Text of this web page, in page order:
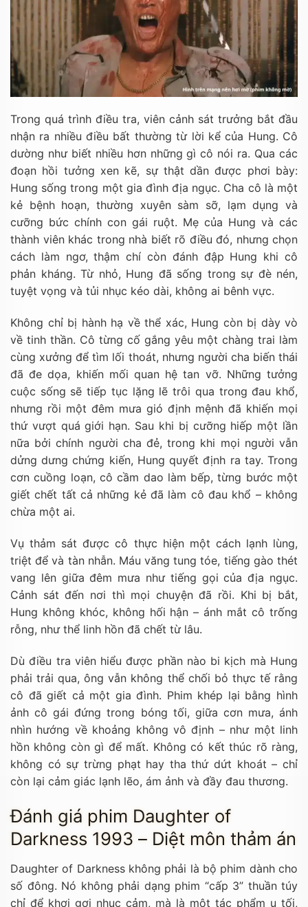
Trong quá trình điều tra, viên cảnh sát trưởng bắt đầu
nhận ra nhiều điều bất thường từ lời kể của Hung. Cô
dường như biết nhiều hơn những gì cô nói ra. Qua các
đoạn hồi tưởng xen kẽ, sự thật dần được phơi bày:
Hung sống trong một gia đình địa ngục. Cha cô là một
kẻ bệnh hoạn, thường xuyên sàm sỡ, lạm dụng và
cưỡng bức chính con gái ruột. Mẹ của Hung và các
thành viên khác trong nhà biết rõ điều đó, nhưng chọn
cách làm ngơ, thậm chí còn đánh đập Hung khi cô
phản kháng. Từ nhỏ, Hung đã sống trong sự đè nén,
tuyệt vọng và tủi nhục kéo dài, không ai bênh vực.
Không chỉ bị hành hạ về thể xác, Hung còn bị dày vò
về tinh thần. Cô từng cố gắng yêu một chàng trai làm
cùng xưởng để tìm lối thoát, nhưng người cha biến thái
đã đe dọa, khiến mối quan hệ tan vỡ. Những tưởng
cuộc sống sẽ tiếp tục lặng lẽ trôi qua trong đau khổ,
nhưng rồi một đêm mưa gió định mệnh đã khiến mọi
thứ vượt quá giới hạn. Sau khi bị cưỡng hiếp một lần
nữa bởi chính người cha đẻ, trong khi mọi người vẫn
dửng dưng chứng kiến, Hung quyết định ra tay. Trong
cơn cuồng loạn, cô cầm dao làm bếp, từng bước một
giết chết tất cả những kẻ đã làm cô đau khổ – không
chừa một ai.
Vụ thảm sát được cô thực hiện một cách lạnh lùng,
triệt để và tàn nhẫn. Máu văng tung tóe, tiếng gào thét
vang lên giữa đêm mưa như tiếng gọi của địa ngục.
Cảnh sát đến nơi thì mọi chuyện đã rồi. Khi bị bắt,
Hung không khóc, không hối hận – ánh mắt cô trống
rỗng, như thể linh hồn đã chết từ lâu.
Dù điều tra viên hiểu được phần nào bi kịch mà Hung
phải trải qua, ông vẫn không thể chối bỏ thực tế rằng
cô đã giết cả một gia đình. Phim khép lại bằng hình
ảnh cô gái đứng trong bóng tối, giữa cơn mưa, ánh
nhìn hướng về khoảng không vô định – như một linh
hồn không còn gì để mất. Không có kết thúc rõ ràng,
không có sự trừng phạt hay tha thứ dứt khoát – chỉ
còn lại cảm giác lạnh lẽo, ám ảnh và đầy đau thương.
Đánh giá phim Daughter of
Darkness 1993 – Diệt môn thảm án
Daughter of Darkness không phải là bộ phim dành cho
số đông. Nó không phải dạng phim “cấp 3” thuần túy
chỉ để khơi gợi nhục cảm, mà là một tác phẩm u tối,